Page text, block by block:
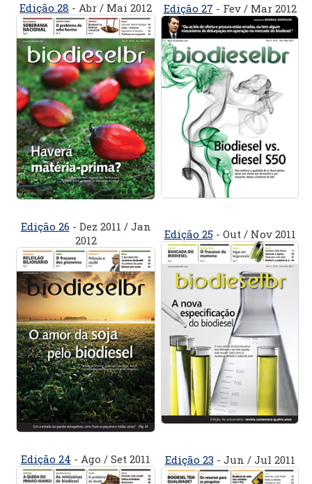
Edição 28 - Abr / Mai 2012 Edição 27 - Fev / Mar 2012
Edição 26- Dez 2011 / Jan
2012
Edição 25- Out / Nov 2011
Edição 24 - Ago / Set 2011 Edição 23 - Jun / Jul 2011